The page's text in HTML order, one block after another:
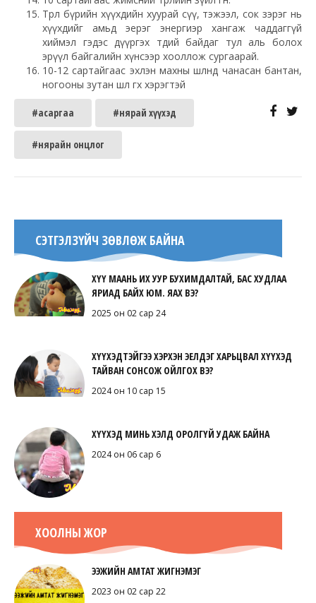
Төрөл бүрийн хүүхдийн хуурай сүү, тэжээл, сок зэрэг нь
хүүхдийг амьд эерэг энергиэр хангаж чаддаггүй
хиймэл гэдэс дүүргэх төдий байдаг тул аль болох
эрүүл байгалийн хүнсээр хооллож сургаарай.
10-12 сартайгаас эхлэн махны шөлөнд чанасан бантан,
ногооны зутан шөл өгөх хэрэгтэй
#асаргаа #нярай хүүхэд
#нярайн онцлог
СЭТГЭЛЗҮЙЧ ЗӨВЛӨЖ БАЙНА
ХҮҮ МААНЬ ИХ УУР БУХИМДАЛТАЙ, БАС ХУДЛАА
ЯРИАД БАЙХ ЮМ. ЯАХ ВЭ?
2025 он 02 сар 24
ХҮҮХЭДТЭЙГЭЭ ХЭРХЭН ЭЕЛДЭГ ХАРЬЦВАЛ ХҮҮХЭД
ТАЙВАН СОНСОЖ ОЙЛГОХ ВЭ?
2024 он 10 сар 15
ХҮҮХЭД МИНЬ ХЭЛД ОРОЛГҮЙ УДАЖ БАЙНА
2024 он 06 сар 6
ХООЛНЫ ЖОР
ЭЭЖИЙН АМТАТ ЖИГНЭМЭГ
2023 он 02 сар 22